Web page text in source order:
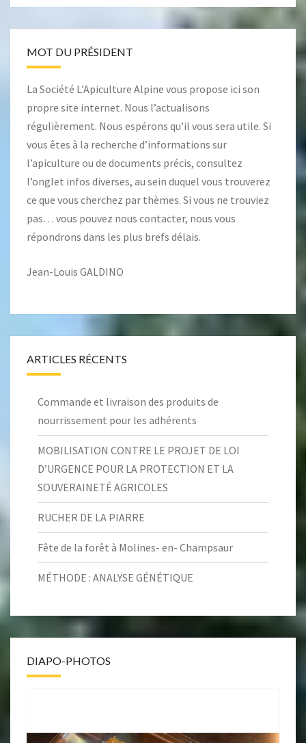
MOT DU PRÉSIDENT
La Société L’Apiculture Alpine vous propose ici son
propre site internet. Nous l’actualisons
régulièrement. Nous espérons qu’il vous sera utile. Si
vous êtes à la recherche d’informations sur
l’apiculture ou de documents précis, consultez
l’onglet infos diverses, au sein duquel vous trouverez
ce que vous cherchez par thèmes. Si vous ne trouviez
pas… vous pouvez nous contacter, nous vous
répondrons dans les plus brefs délais.
Jean-Louis GALDINO
ARTICLES RÉCENTS
Commande et livraison des produits de
nourrissement pour les adhérents
MOBILISATION CONTRE LE PROJET DE LOI
D’URGENCE POUR LA PROTECTION ET LA
SOUVERAINETÉ AGRICOLES
RUCHER DE LA PIARRE
Fête de la forêt à Molines- en- Champsaur
MÉTHODE : ANALYSE GÉNÉTIQUE
DIAPO-PHOTOS